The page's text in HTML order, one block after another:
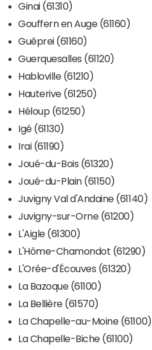
Ginai (61310)
Gouffern en Auge (61160)
Guêprei (61160)
Guerquesalles (61120)
Habloville (61210)
Hauterive (61250)
Héloup (61250)
Igé (61130)
Irai (61190)
Joué-du-Bois (61320)
Joué-du-Plain (61150)
Juvigny Val d'Andaine (61140)
Juvigny-sur-Orne (61200)
L'Aigle (61300)
L'Hôme-Chamondot (61290)
L'Orée-d'Écouves (61320)
La Bazoque (61100)
La Bellière (61570)
La Chapelle-au-Moine (61100)
La Chapelle-Biche (61100)